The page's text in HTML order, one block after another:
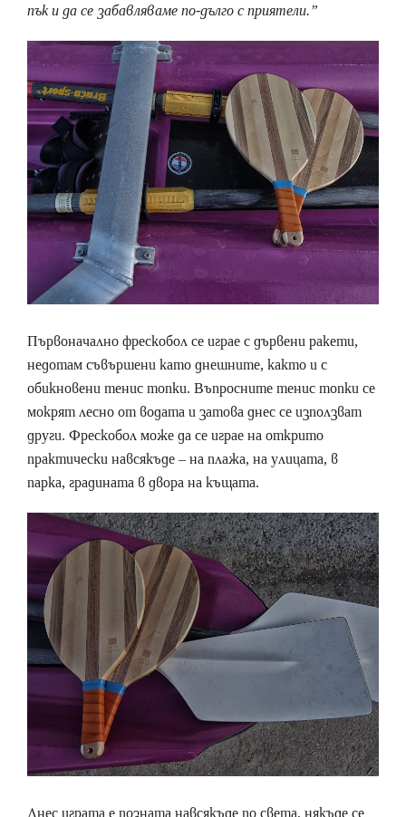
пък и да се забавляваме по-дълго с приятели.”
Първоначално фрескобол се играе с дървени ракети,
недотам съвършени като днешните, както и с
обикновени тенис топки. Въпросните тенис топки се
мокрят лесно от водата и затова днес се използват
други. Фрескобол може да се играе на открито
практически навсякъде – на плажа, на улицата, в
парка, градината в двора на къщата.
Днес играта е позната навсякъде по света, някъде се